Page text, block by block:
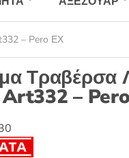
– Pero ΕΧ
Τραβέρσα
–